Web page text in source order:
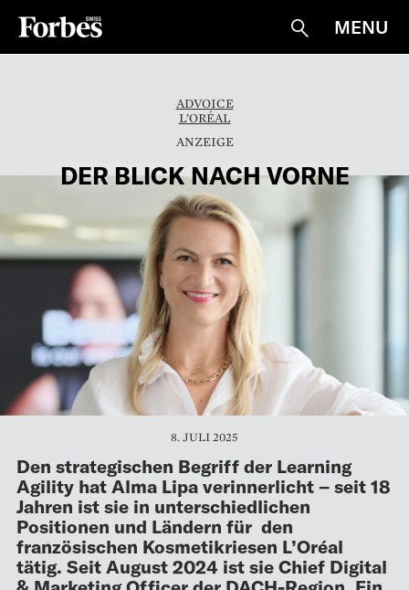
Suche
MENU
ADVOICE
L’ORÉAL
DER BLICK NACH VORNE
8. JULI 2025
Den strategischen Begriff der Learning
Agility hat Alma Lipa verinnerlicht – seit 18
Jahren ist sie in unterschiedlichen
Positionen und Ländern für den
französischen Kosmetikriesen L’Oréal
tätig. Seit August 2024 ist sie Chief Digital